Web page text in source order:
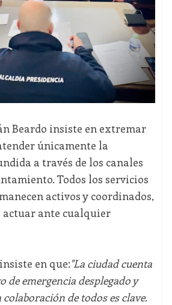
Beardo insiste en extremar
únicamente la
a través de los canales
Todos los servicios
activos y coordinados,
actuar ante cualquier
en que:"La ciudad cuenta
de emergencia desplegado y
de todos es clave.